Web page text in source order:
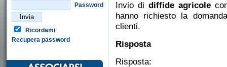
Password
Ricordami
Recupera password
Invio di diffide agricole
hanno richiesto la
clienti.
Risposta
Risposta: